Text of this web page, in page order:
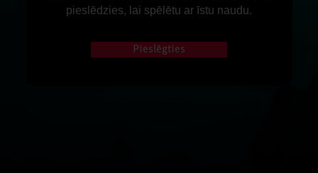
pieslēdzies, lai spēlētu ar īstu naudu.
Pieslēgties